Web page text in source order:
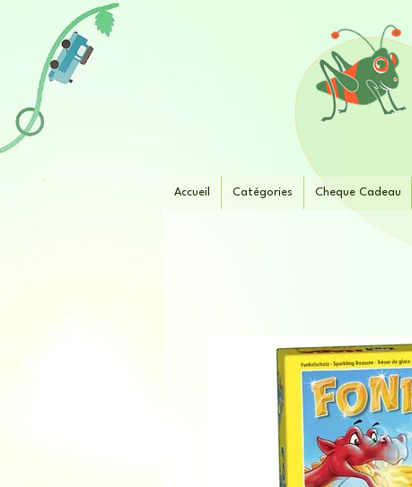
Accueil Catégories Cheque Cadeau